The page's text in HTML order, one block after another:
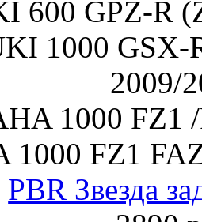
600 GPZ-R
1000
2009/
1000 FZ1
1000 FZ1
PBR Звезда